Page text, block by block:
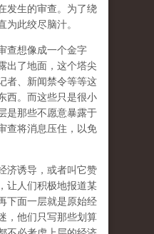
发生的审查。为了绕
为此绞尽脑汁。
查想像成一个金字
出了地面，这个塔尖
者、新闻禁令等等这
西。而这些只是很小
是那些不愿意暴露于
查将消息压住，以免
济诱导，或者叫它赞
让人们积极地报道某
下面一层就是原始经
他们只写那些划算